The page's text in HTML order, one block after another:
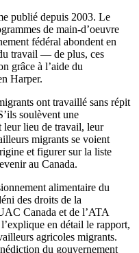
publié depuis 2003. Le
de main-d’oeuvre
fédéral abondent en
travail — de plus, ces
grâce à l’aide du
Harper.
ont travaillé sans répit
soulèvent une
leur lieu de travail, leur
migrants se voient
et figurer sur la liste
au Canada.
alimentaire du
des droits de la
Canada et de l’ATA
en détail le rapport,
agricoles migrants.
du gouvernement